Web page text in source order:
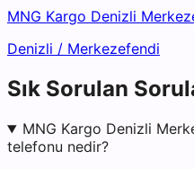
MNG Kargo Denizli
Denizli / Merkezefendi
Sık Sorulan
MNG Kargo Denizli
telefonu nedir?